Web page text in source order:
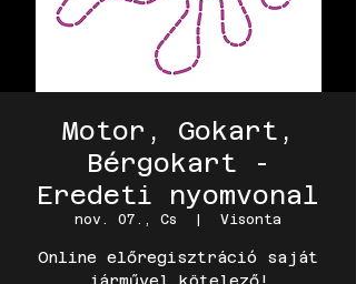
Motor, Gokart,
Bérgokart -
Eredeti nyomvonal
nov. 07., Cs Visonta
Online előregisztráció saját